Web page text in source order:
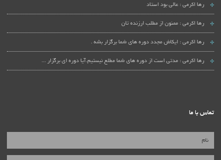
رها اکرمی :عالی بود استاد
رها اکرمی :ممنون از مطلب ارزنده تان
رها اکرمی : ایکاش مجدد دوره های شما برگزار بشه .
رها اکرمی :مدتی است از دوره های شما مطلع نیستیم.آیا دوره ای برگزار ...
تماس با ما